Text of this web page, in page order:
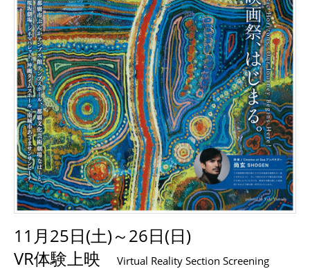
11月25日(土)～26日(日)
VR体験上映
Virtual Reality Section Screening